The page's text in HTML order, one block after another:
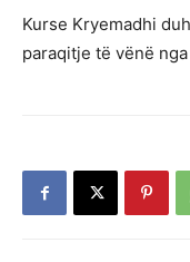
Kurse Kryemadhi
paraqitje të vënë nga